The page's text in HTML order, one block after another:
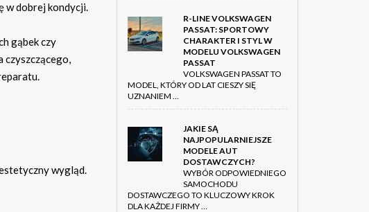
w dobrej kondycji.
gąbek czy
czyszczącego,
wygląd.
R-LINE VOLKSWAGEN
PASSAT: SPORTOWY
CHARAKTER I STYL W
MODELU VOLKSWAGEN
PASSAT
VOLKSWAGEN PASSAT TO
MODEL, KTÓRY OD LAT CIESZY SIĘ
UZNANIEM …
JAKIE SĄ
NAJPOPULARNIEJSZE
MODELE AUT
DOSTAWCZYCH?
WYBÓR ODPOWIEDNIEGO
SAMOCHODU
DOSTAWCZEGO TO KLUCZOWY KROK
DLA KAŻDEJ FIRMY …